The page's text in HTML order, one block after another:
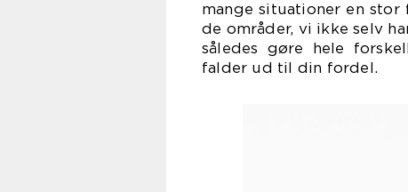
mange situationer en
de områder, vi ikke selv
således gøre hele
falder ud til din fordel.